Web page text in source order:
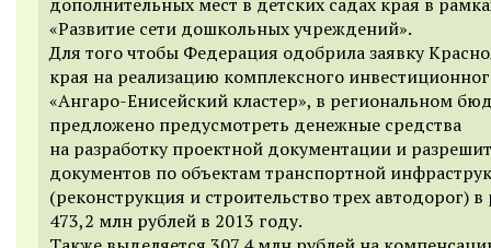
«Развитие сети дошкольных учреждений».
Для того чтобы Федерация одобрила заявку
края на реализацию комплексного
«Ангаро-Енисейский кластер», в региональном
предложено предусмотреть денежные средства
на разработку проектной документации и
документов по объектам транспортной
(реконструкция и строительство трех автодорог) в
473,2 млн рублей в 2013 году.